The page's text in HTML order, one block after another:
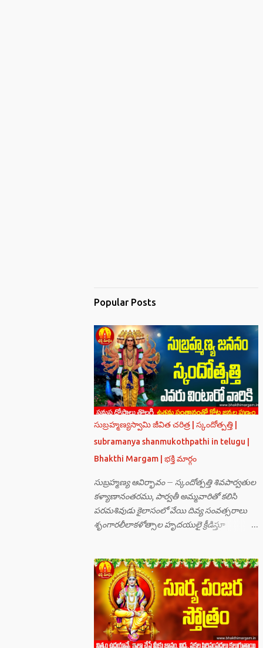
Popular Posts
సుబ్రహ్మణ్యస్వామి జీవిత చరిత్ర | స్కందోత్పత్తి |
subramanya shanmukothpathi in telugu |
Bhakthi Margam | భక్తి మార్గం
సుబ్రహ్మణ్య ఆవిర్భావం – స్కందోత్పత్తి శివపార్వతుల
కళ్యాణానంతరము, పార్వతీ అమ్మవారితో కలిసి
పరమశివుడు కైలాసంలో వేయి దివ్య సంవత్సరాలు
శృంగారలీలాకళోత్సాల హృదయులై క్రీడిస్తూ
ఉన్నది. సమస్త దేవతా గణములు,సాధు పుంగవులు
తారకాసురుడు పెడుతున్న బాధలు భరింపలేకుండా
ఉన్నారు. తారకాసురుడు బ్రహ్మగారి నుండి పొందిన
వరమేమనగా… పరమశివుని వీర్యానికి జన్మించిన వాడి
చేతిలోనే తాను సంహరించబడాలి అని. శివుడు అంటే
కామాన్ని గెలిచిన వాడు, ఆయన ఎప్పుడు తనలోతానే